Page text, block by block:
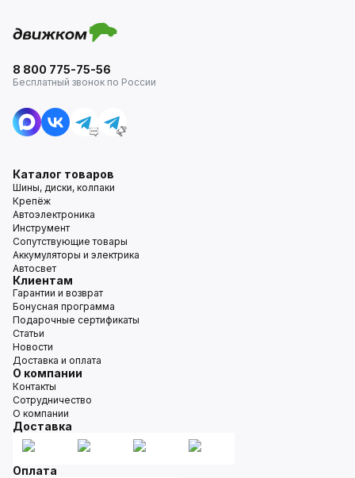
8 800 775-75-56
Бесплатный звонок по России
Каталог товаров
Шины, диски, колпаки
Крепёж
Автоэлектроника
Инструмент
Сопутствующие товары
Аккумуляторы и электрика
Автосвет
Клиентам
Гарантии и возврат
Бонусная программа
Подарочные сертификаты
Статьи
Новости
Доставка и оплата
О компании
Контакты
Сотрудничество
О компании
Доставка
Оплата